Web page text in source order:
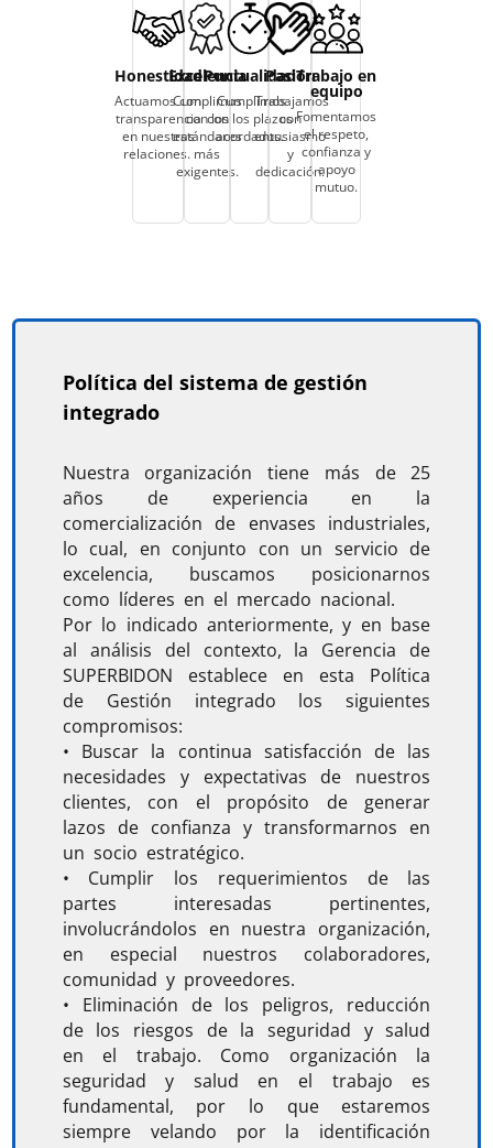
Honestidad
Actuamos con
transparencia
en nuestras
relaciones.
Excelencia
Cumplimos
con los
estándares
más
exigentes.
Puntualidad
Cumplimos
con los plazos
acordados.
Pasión
Trabajamos
con
entusiasmo
y
dedicación.
Trabajo en
equipo
Fomentamos
el respeto,
confianza y
apoyo
mutuo.
Política del sistema de gestión
integrado
Nuestra organización tiene más de 25
años de experiencia en la
comercialización de envases industriales,
lo cual, en conjunto con un servicio de
excelencia, buscamos posicionarnos
como líderes en el mercado nacional.
Por lo indicado anteriormente, y en base
al análisis del contexto, la Gerencia de
SUPERBIDON establece en esta Política
de Gestión integrado los siguientes
compromisos:
• Buscar la continua satisfacción de las
necesidades y expectativas de nuestros
clientes, con el propósito de generar
lazos de confianza y transformarnos en
un socio estratégico.
• Cumplir los requerimientos de las
partes interesadas pertinentes,
involucrándolos en nuestra organización,
en especial nuestros colaboradores,
comunidad y proveedores.
• Eliminación de los peligros, reducción
de los riesgos de la seguridad y salud
en el trabajo. Como organización la
seguridad y salud en el trabajo es
fundamental, por lo que estaremos
siempre velando por la identificación